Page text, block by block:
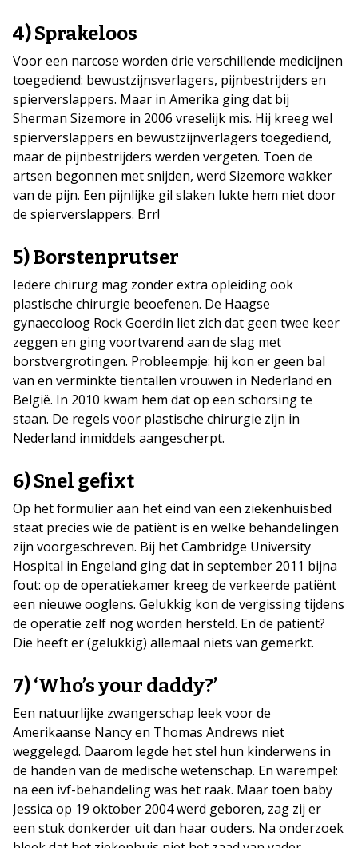
4) Sprakeloos
Voor een narcose worden drie verschillende medicijnen
toegediend: bewustzijnsverlagers, pijnbestrijders en
spierverslappers. Maar in Amerika ging dat bij
Sherman Sizemore in 2006 vreselijk mis. Hij kreeg wel
spierverslappers en bewustzijnverlagers toegediend,
maar de pijnbestrijders werden vergeten. Toen de
artsen begonnen met snijden, werd Sizemore wakker
van de pijn. Een pijnlijke gil slaken lukte hem niet door
de spierverslappers. Brr!
5) Borstenprutser
Iedere chirurg mag zonder extra opleiding ook
plastische chirurgie beoefenen. De Haagse
gynaecoloog Rock Goerdin liet zich dat geen twee keer
zeggen en ging voortvarend aan de slag met
borstvergrotingen. Probleempje: hij kon er geen bal
van en verminkte tientallen vrouwen in Nederland en
België. In 2010 kwam hem dat op een schorsing te
staan. De regels voor plastische chirurgie zijn in
Nederland inmiddels aangescherpt.
6) Snel gefixt
Op het formulier aan het eind van een ziekenhuisbed
staat precies wie de patiënt is en welke behandelingen
zijn voorgeschreven. Bij het Cambridge University
Hospital in Engeland ging dat in september 2011 bijna
fout: op de operatiekamer kreeg de verkeerde patiënt
een nieuwe ooglens. Gelukkig kon de vergissing tijdens
de operatie zelf nog worden hersteld. En de patiënt?
Die heeft er (gelukkig) allemaal niets van gemerkt.
7) ‘Who’s your daddy?’
Een natuurlijke zwangerschap leek voor de
Amerikaanse Nancy en Thomas Andrews niet
weggelegd. Daarom legde het stel hun kinderwens in
de handen van de medische wetenschap. En warempel:
na een ivf-behandeling was het raak. Maar toen baby
Jessica op 19 oktober 2004 werd geboren, zag zij er
een stuk donkerder uit dan haar ouders. Na onderzoek